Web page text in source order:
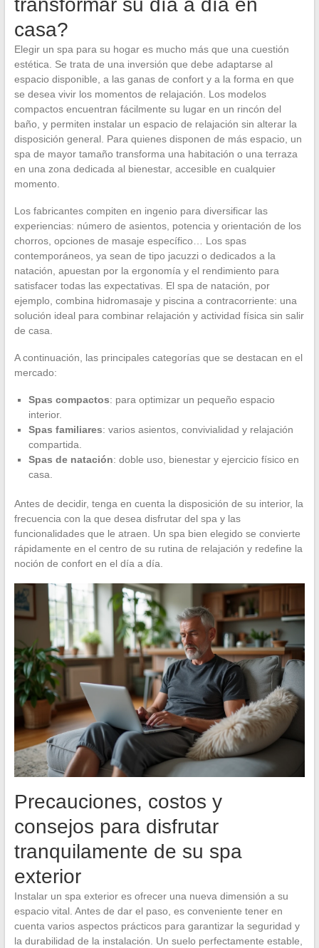
transformar su día a día en
casa?
Elegir un spa para su hogar es mucho más que una cuestión
estética. Se trata de una inversión que debe adaptarse al
espacio disponible, a las ganas de confort y a la forma en que
se desea vivir los momentos de relajación. Los modelos
compactos encuentran fácilmente su lugar en un rincón del
baño, y permiten instalar un espacio de relajación sin alterar la
disposición general. Para quienes disponen de más espacio, un
spa de mayor tamaño transforma una habitación o una terraza
en una zona dedicada al bienestar, accesible en cualquier
momento.
Los fabricantes compiten en ingenio para diversificar las
experiencias: número de asientos, potencia y orientación de los
chorros, opciones de masaje específico… Los spas
contemporáneos, ya sean de tipo jacuzzi o dedicados a la
natación, apuestan por la ergonomía y el rendimiento para
satisfacer todas las expectativas. El spa de natación, por
ejemplo, combina hidromasaje y piscina a contracorriente: una
solución ideal para combinar relajación y actividad física sin salir
de casa.
A continuación, las principales categorías que se destacan en el
mercado:
Spas compactos: para optimizar un pequeño espacio
interior.
Spas familiares: varios asientos, convivialidad y relajación
compartida.
Spas de natación: doble uso, bienestar y ejercicio físico en
casa.
Antes de decidir, tenga en cuenta la disposición de su interior, la
frecuencia con la que desea disfrutar del spa y las
funcionalidades que le atraen. Un spa bien elegido se convierte
rápidamente en el centro de su rutina de relajación y redefine la
noción de confort en el día a día.
Precauciones, costos y
consejos para disfrutar
tranquilamente de su spa
exterior
Instalar un spa exterior es ofrecer una nueva dimensión a su
espacio vital. Antes de dar el paso, es conveniente tener en
cuenta varios aspectos prácticos para garantizar la seguridad y
la durabilidad de la instalación. Un suelo perfectamente estable,